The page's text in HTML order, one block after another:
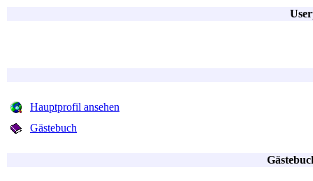
Hauptprofil ansehen
Gästebuch